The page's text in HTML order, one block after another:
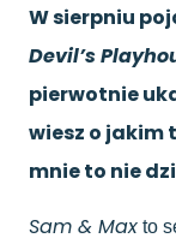
W sierpniu
Devil’s
pierwotnie
wiesz o jakim
mnie to nie
Sam & Max to